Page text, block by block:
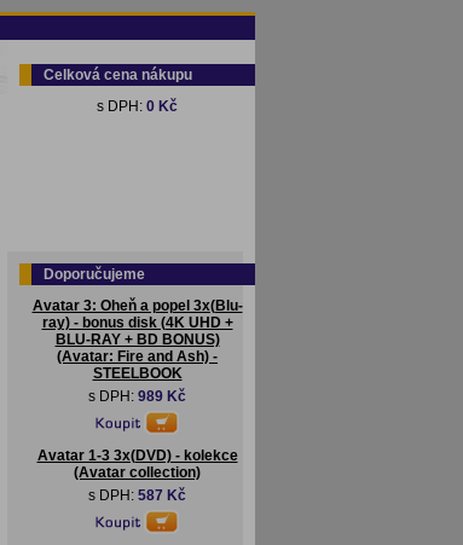
Celková cena nákupu
s DPH: 0 Kč
Doporučujeme
Avatar 3: Oheň a popel 3x(Blu-
ray) - bonus disk (4K UHD +
BLU-RAY + BD BONUS)
(Avatar: Fire and Ash) -
STEELBOOK
s DPH: 989 Kč
Avatar 1-3 3x(DVD) - kolekce
(Avatar collection)
s DPH: 587 Kč